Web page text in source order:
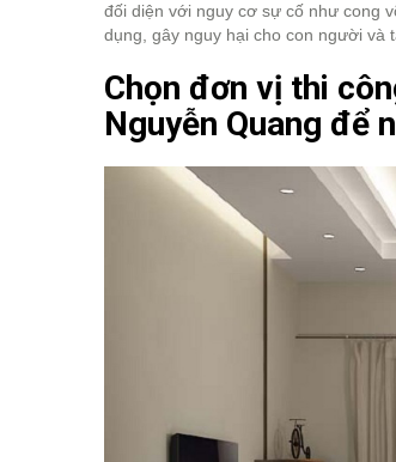
đối diện với nguy cơ sự cố như cong
dụng, gây nguy hại cho con người và
Chọn đơn vị thi
Nguyễn Quang để